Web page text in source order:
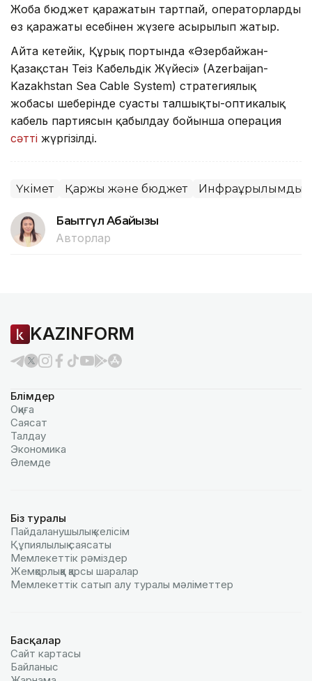
Жоба бюджет қаражатын тартпай, операторлардың
өз қаражаты есебінен жүзеге асырылып жатыр.
Айта кетейік, Құрық портында «Әзербайжан-
Қазақстан Теңіз Кабельдік Жүйесі» (Azerbaijan-
Kazakhstan Sea Cable System) стратегиялық
жобасы шеңберінде суасты талшықты-оптикалық
кабель партиясын қабылдау бойынша операция
сәтті жүргізілді.
Үкімет Қаржы және бюджет Инфрақұрылымдық
Бақытгүл Абайқызы
Авторлар
KAZINFORM
Бөлімдер
Оқиға
Саясат
Талдау
Экономика
Әлемде
Біз туралы
Пайдаланушылық келiciм
Құпиялылық саясаты
Мемлекеттік рәміздер
Жемқорлыққа қарсы шаралар
Мемлекеттік сатып алу туралы мәлiметтер
Басқалар
Сайт картасы
Байланыс